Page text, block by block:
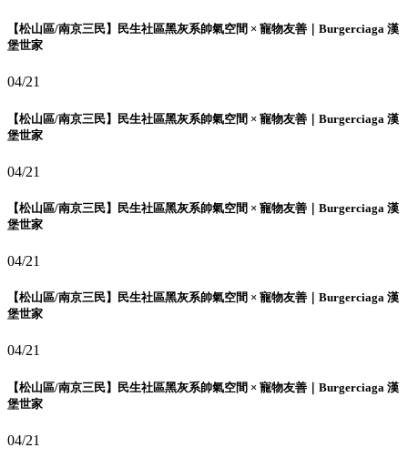
【松山區/南京三民】民生社區黑灰系帥氣空間 × 寵物友善｜Burgerciaga 漢
堡世家
04/21
【松山區/南京三民】民生社區黑灰系帥氣空間 × 寵物友善｜Burgerciaga 漢
堡世家
04/21
【松山區/南京三民】民生社區黑灰系帥氣空間 × 寵物友善｜Burgerciaga 漢
堡世家
04/21
【松山區/南京三民】民生社區黑灰系帥氣空間 × 寵物友善｜Burgerciaga 漢
堡世家
04/21
【松山區/南京三民】民生社區黑灰系帥氣空間 × 寵物友善｜Burgerciaga 漢
堡世家
04/21